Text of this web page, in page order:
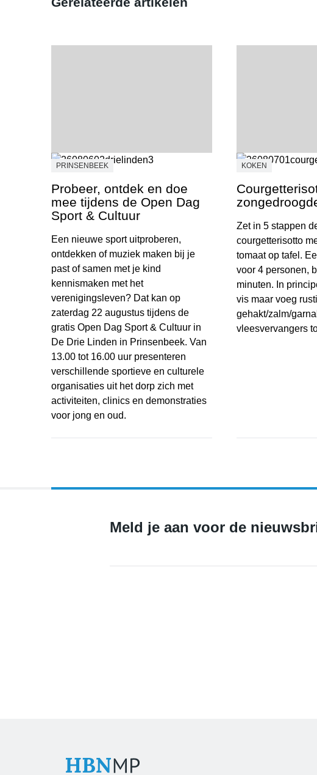
PRINSENBEEK
Probeer, ontdek en doe
mee tijdens de Open Dag
Sport & Cultuur
Een nieuwe sport uitproberen,
ontdekken of muziek maken bij je
past of samen met je kind
kennismaken met het
verenigingsleven? Dat kan op
zaterdag 22 augustus tijdens de
gratis Open Dag Sport & Cultuur in
De Drie Linden in Prinsenbeek. Van
13.00 tot 16.00 uur presenteren
verschillende sportieve en culturele
organisaties uit het dorp zich met
activiteiten, clinics en demonstraties
voor jong en oud.
KOKEN
Zet in 5 stappen
courgetterisotto
tomaat op tafel.
voor 4 personen,
minuten. In
vis maar voeg
gehakt/zalm/
vleesvervangers
Meld je aan voor de